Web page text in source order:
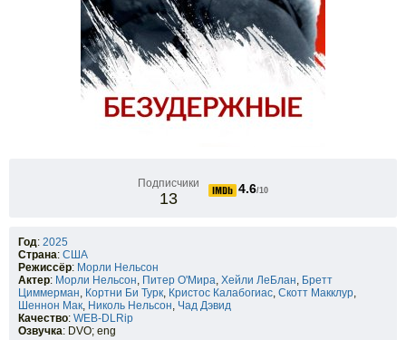
Подписчики
13
4.6/10
Год: 2025
Страна: США
Режиссёр: Морли Нельсон
Актер: Морли Нельсон, Питер О'Мира, Хейли ЛеБлан, Бретт
Циммерман, Кортни Би Турк, Кристос Калабогиас, Скотт Макклур,
Шеннон Мак, Николь Нельсон, Чад Дэвид
Качество: WEB-DLRip
Озвучка: DVO; eng